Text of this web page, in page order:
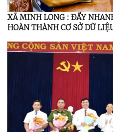
XÃ MINH LONG : ĐẨY
HOÀN THÀNH CƠ SỞ DỮ